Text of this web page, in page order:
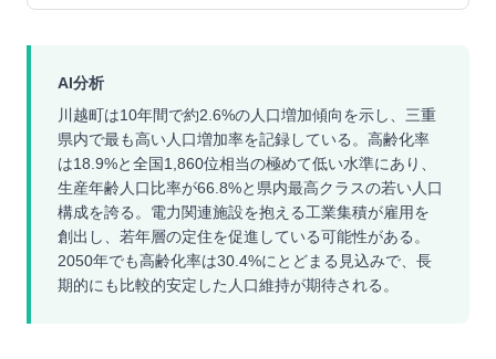
AI分析
川越町は10年間で約2.6%の人口増加傾向を示し、三重
県内で最も高い人口増加率を記録している。高齢化率
は18.9%と全国1,860位相当の極めて低い水準にあり、
生産年齢人口比率が66.8%と県内最高クラスの若い人口
構成を誇る。電力関連施設を抱える工業集積が雇用を
創出し、若年層の定住を促進している可能性がある。
2050年でも高齢化率は30.4%にとどまる見込みで、長
期的にも比較的安定した人口維持が期待される。